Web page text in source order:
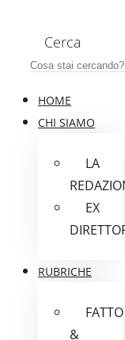
Cerca
HOME
CHI SIAMO
LA
EX
RUBRICHE
FATTO
&